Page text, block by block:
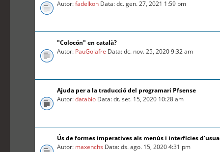
Autor:fadelkon Data: dc. gen. 27, 2021 1:59 pm
"Colocón" en català?
Autor: PauGolafre Data: dc. nov. 25, 2020 9:32 am
Ajuda per a la traducció del programari Pfsense
Autor:databio Data: dt. set. 15, 2020 10:28 am
Ús de formes imperatives als menús i interfícies
Autor: maxenchs Data: ds. ago. 15, 2020 4:31 pm